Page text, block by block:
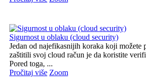
Sigurnost u oblaku (cloud security)
Jedan od najefikasnijih koraka koji možete
zaštitili svoj cloud račun je da koristite
Pored toga, ...
Pročitaj više Zoom